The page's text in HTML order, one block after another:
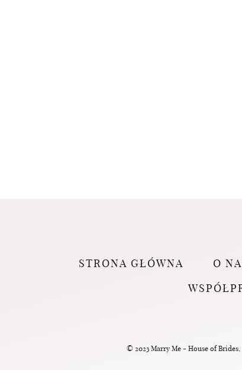
STRONA GŁÓWNA O
© 2023 Marry Me - House of Brides,